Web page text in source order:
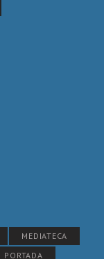
MEDIATECA
PORTADA